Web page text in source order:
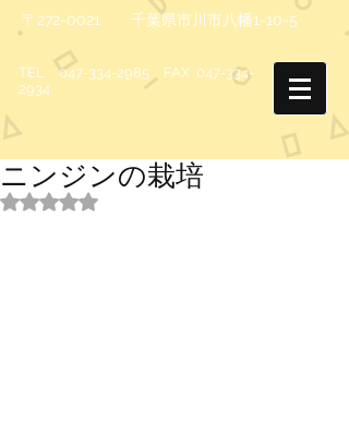
〒272-0021 千葉県市川市八幡1-10-5
TEL 047-334-2985 FAX 047-334-
2934
ニンジンの栽培
5つ星のうちNaNと評価されています。